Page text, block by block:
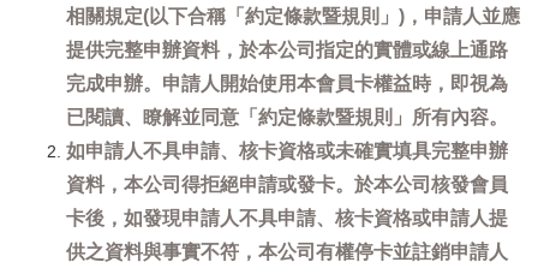
相關規定(以下合稱「約定條款暨規則」)，申請人並應
提供完整申辦資料，於本公司指定的實體或線上通路
完成申辦。申請人開始使用本會員卡權益時，即視為
已閱讀、瞭解並同意「約定條款暨規則」所有內容。
如申請人不具申請、核卡資格或未確實填具完整申辦
資料，本公司得拒絕申請或發卡。於本公司核發會員
卡後，如發現申請人不具申請、核卡資格或申請人提
供之資料與事實不符，本公司有權停卡並註銷申請人